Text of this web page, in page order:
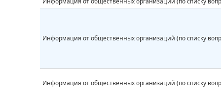
Информация от общественных организаций (по списку
Информация от общественных организаций (по списку